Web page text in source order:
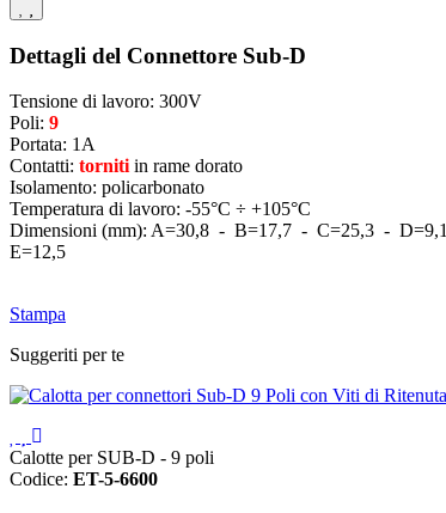
Dettagli del Connettore Sub-D
Tensione di lavoro: 300V
Poli: 9
Portata: 1A
Contatti: torniti in rame dorato
Isolamento: policarbonato
Temperatura di lavoro: -55°C ÷ +105°C
Dimensioni (mm): A=30,8 - B=17,7 - C=25,3 - D=9,1
E=12,5
Stampa
Suggeriti per te
Calotte per SUB-D - 9 poli
Codice: ET-5-6600